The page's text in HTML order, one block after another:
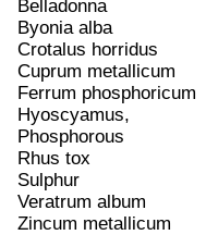
Belladonna
Byonia alba
Crotalus horridus
Cuprum metallicum
Ferrum phosphoricum
Hyoscyamus,
Phosphorous
Rhus tox
Sulphur
Veratrum album
Zincum metallicum